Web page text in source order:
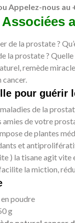
Appelez-nous au
de la prostate ?
la prostate ?
remède
cancer.
pour guérir
de la
amies de votre
de plantes
et
) la tisane agit vite
la miction,
poudre
g